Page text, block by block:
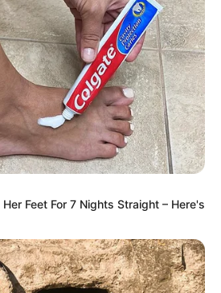
Feet For 7 Nights Straight – Here's